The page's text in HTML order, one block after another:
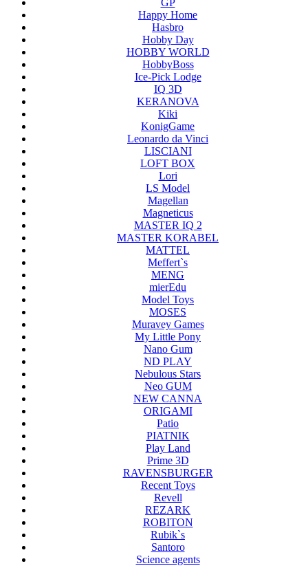
GP
Happy Home
Hasbro
Hobby Day
HOBBY WORLD
HobbyBoss
Ice-Pick Lodge
IQ 3D
KERANOVA
Kiki
KonigGame
Leonardo da Vinci
LISCIANI
LOFT BOX
Lori
LS Model
Magellan
Magneticus
MASTER IQ 2
MASTER KORABEL
MATTEL
Meffert`s
MENG
mierEdu
Model Toys
MOSES
Muravey Games
My Little Pony
Nano Gum
ND PLAY
Nebulous Stars
Neo GUM
NEW CANNA
ORIGAMI
Patio
PIATNIK
Play Land
Prime 3D
RAVENSBURGER
Recent Toys
Revell
REZARK
ROBITON
Rubik`s
Santoro
Science agents